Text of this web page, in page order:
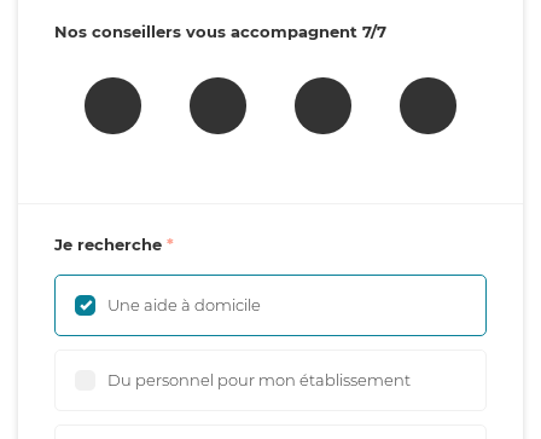
Nos conseillers vous accompagnent 7/7
Je recherche
Une aide à domicile
Du personnel pour mon établissement